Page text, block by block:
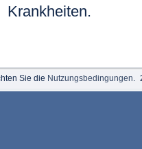
Krankheiten.
Sie die Nutzungsbedingungen.